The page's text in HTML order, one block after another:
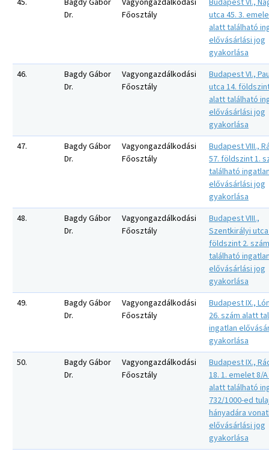
45.
Bagdy Gábor
Dr.
Vagyongazdálkodási
Főosztály
Budapest VI.,
utca 45. 3.
alatt található
elővásárlási jog
gyakorlása
46.
Bagdy Gábor
Dr.
Vagyongazdálkodási
Főosztály
Budapest VI.,
utca 14.
alatt található
elővásárlási jog
gyakorlása
47.
Bagdy Gábor
Dr.
Vagyongazdálkodási
Főosztály
Budapest VIII.,
57. földszint 1.
található
elővásárlási jog
gyakorlása
48.
Bagdy Gábor
Dr.
Vagyongazdálkodási
Főosztály
Budapest VIII.,
Szentkirályi
földszint 2.
található
elővásárlási jog
gyakorlása
49.
Bagdy Gábor
Dr.
Vagyongazdálkodási
Főosztály
Budapest IX.,
26. szám alatt
ingatlan
gyakorlása
50.
Bagdy Gábor
Dr.
Vagyongazdálkodási
Főosztály
Budapest IX.,
18. 1. emelet 8/
alatt található
732/1000-ed
hányadára
elővásárlási jog
gyakorlása